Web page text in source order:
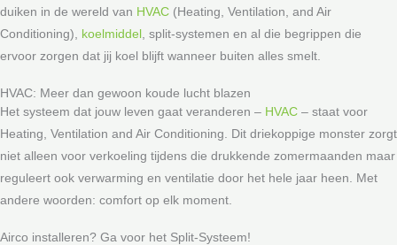
duiken in de wereld van HVAC (Heating, Ventilation, and Air
Conditioning),
koelmiddel
, split-systemen en al die begrippen die
ervoor zorgen dat jij koel blijft wanneer buiten alles smelt.
HVAC: Meer dan gewoon koude lucht blazen
Het systeem dat jouw leven gaat veranderen – HVAC – staat voor
Heating, Ventilation and Air Conditioning. Dit driekoppige monster zorgt
niet alleen voor verkoeling tijdens die drukkende zomermaanden maar
reguleert ook verwarming en ventilatie door het hele jaar heen. Met
andere woorden: comfort op elk moment.
Airco installeren? Ga voor het Split-Systeem!